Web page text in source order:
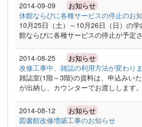
2014-09-09 お知らせ
休館ならびに各種サービスの停止のお
10月25日（土）～10月26日（日）の
館ならびに各種サービスの停止が予定
2014-08-25 お知らせ
改修工事中、雑誌の利用方法が変わり
雑誌室(1階～3階)の資料は、申込みい
が出納し、カウンターでお渡しします。
2014-08-12 お知らせ
図書館改修増築工事のお知らせ